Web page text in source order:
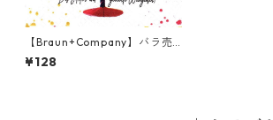
【Braun+Company】バラ売
り2枚 ランチサイズ ペーパー
ナプキン Art of Drinking ホ
¥128